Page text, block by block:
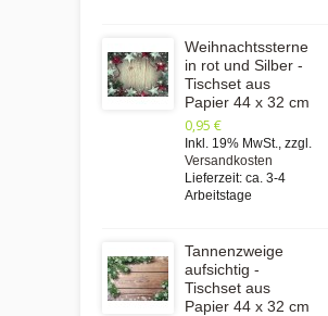
Weihnachtssterne
in rot und Silber -
Tischset aus
Papier 44 x 32 cm
0,95 €
Inkl. 19% MwSt. zzgl.
Versandkosten
Lieferzeit: ca. 3-4
Arbeitstage
Tannenzweige
aufsichtig -
Tischset aus
Papier 44 x 32 cm